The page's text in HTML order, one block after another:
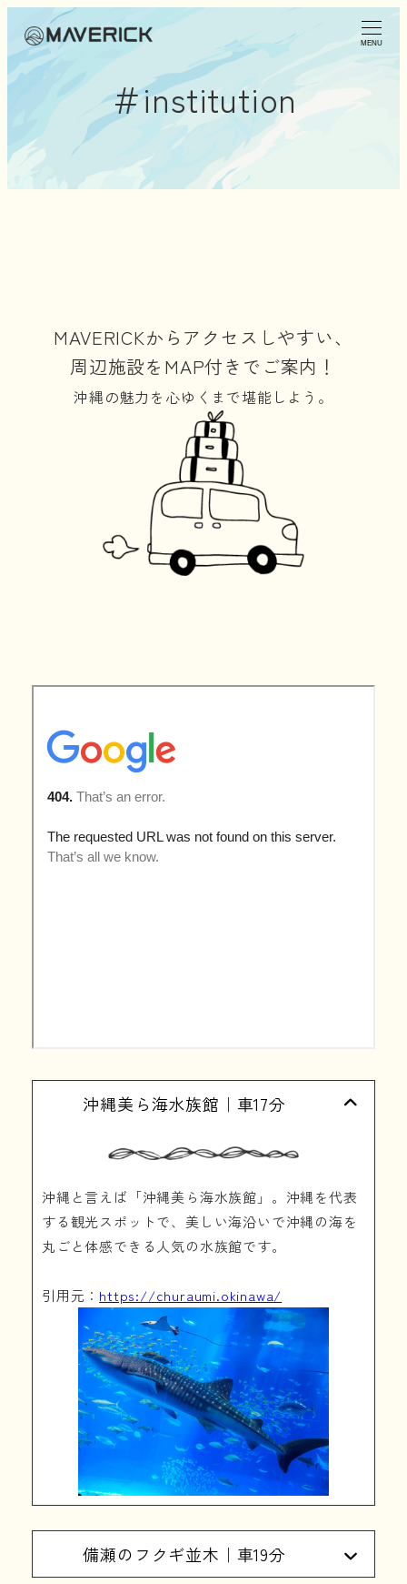
MENU
＃institution
MAVERICKからアクセスしやすい、
周辺施設をMAP付きでご案内！
沖縄の魅力を心ゆくまで堪能しよう。
沖縄美ら海水族館｜車17分
沖縄と言えば「沖縄美ら海水族館」。沖縄を代表
する観光スポットで、美しい海沿いで沖縄の海を
丸ごと体感できる人気の水族館です。
引用元： https://churaumi.okinawa/
備瀬のフクギ並木｜車19分